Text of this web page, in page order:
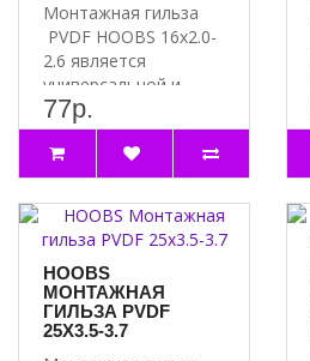
Монтажная гильза
PVDF HOOBS 16x2.0-
2.6 является
универсальной и
подходит для
соединений труб и..
77р.
HOOBS
МОНТАЖНАЯ
ГИЛЬЗА PVDF
25X3.5-3.7